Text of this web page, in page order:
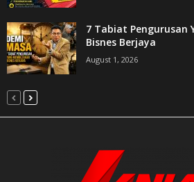
7 Tabiat Pengurusan
Bisnes Berjaya
August 1, 2026